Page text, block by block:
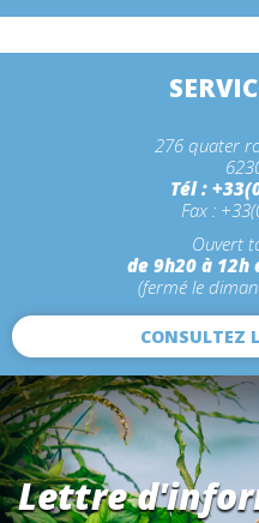
276 quater
Tél :
Fax :
Ouvert
de 9h20 à 12h
(fermé le
CONSULTEZ
Lettre